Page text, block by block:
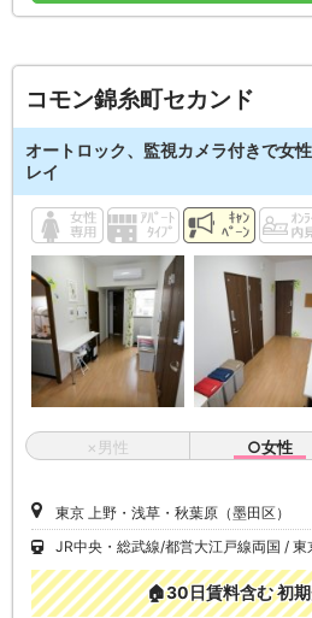
コモン錦糸町セカンド
オートロック、監視カメラ付きで女
レイ
×男性 ○女性
東京 上野・浅草・秋葉原（墨田区）
JR中央・総武線/都営大江戸線両国
東
🏠30日賃料含む 初